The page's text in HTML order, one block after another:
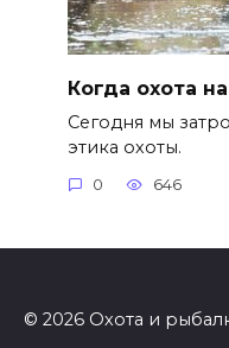
Когда охота
Сегодня мы
этика охоты.
0 646
© 2026 Охота и